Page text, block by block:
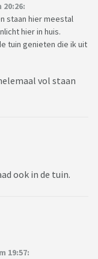
staan hier meestal
hier in huis.
tuin genieten die ik uit
vol staan
ook in de tuin.
19:57: